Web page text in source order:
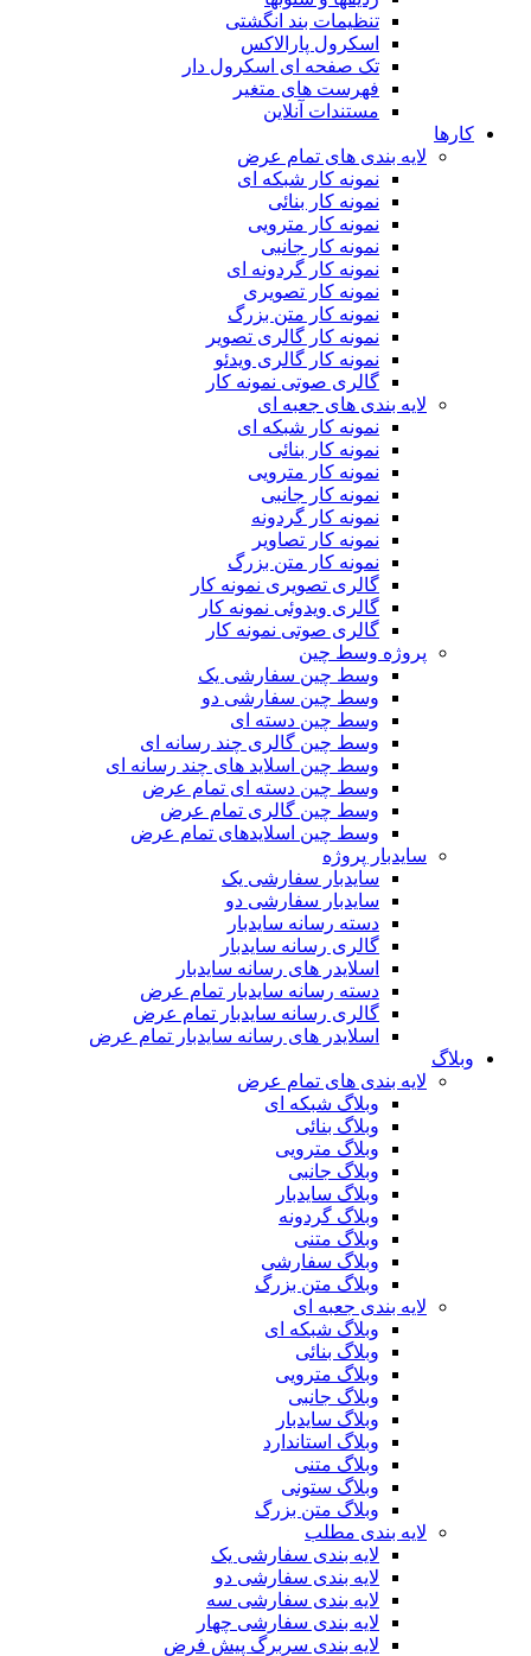
تنظیمات بند انگشتی
اسکرول پارالاکس
تک صفحه ای اسکرول دار
فهرست های متغیر
مستندات آنلاین
کارها
لایه بندی های تمام عرض
نمونه کار شبکه ای
نمونه کار بنائی
نمونه کار مترویی
نمونه کار جانبی
نمونه کار گردونه ای
نمونه کار تصویری
نمونه کار متن بزرگ
نمونه کار گالری تصویر
نمونه کار گالری ویدئو
گالری صوتی نمونه کار
لایه بندی های جعبه ای
نمونه کار شبکه ای
نمونه کار بنائی
نمونه کار مترویی
نمونه کار جانبی
نمونه کار گردونه
نمونه کار تصاویر
نمونه کار متن بزرگ
گالری تصویری نمونه کار
گالری ویدوئی نمونه کار
گالری صوتی نمونه کار
پروژه وسط چین
وسط چین سفارشی یک
وسط چین سفارشی دو
وسط چین دسته ای
وسط چین گالری چند رسانه ای
وسط چین اسلاید های چند رسانه ای
وسط چین دسته ای تمام عرض
وسط چین گالری تمام عرض
وسط چین اسلایدهای تمام عرض
سایدبار پروژه
سایدبار سفارشی یک
سایدبار سفارشی دو
دسته رسانه سایدبار
گالری رسانه سایدبار
اسلایدر های رسانه سایدبار
دسته رسانه سایدبار تمام عرض
گالری رسانه سایدبار تمام عرض
اسلایدر های رسانه سایدبار تمام عرض
وبلاگ
لایه بندی های تمام عرض
وبلاگ شبکه ای
وبلاگ بنائی
وبلاگ مترویی
وبلاگ جانبی
وبلاگ سایدبار
وبلاگ گردونه
وبلاگ متنی
وبلاگ سفارشی
وبلاگ متن بزرگ
لایه بندی جعبه ای
وبلاگ شبکه ای
وبلاگ بنائی
وبلاگ مترویی
وبلاگ جانبی
وبلاگ سایدبار
وبلاگ استاندارد
وبلاگ متنی
وبلاگ ستونی
وبلاگ متن بزرگ
لایه بندی مطلب
لایه بندی سفارشی یک
لایه بندی سفارشی دو
لایه بندی سفارشی سه
لایه بندی سفارشی چهار
لایه بندی سربرگ پیش فرض